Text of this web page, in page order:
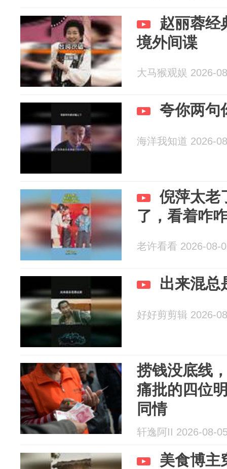
赵丽蓉经
境外间谍
大马猴观娱 2026-
夸你两句
海洋我知道 2026-
倪萍太老
了，看着咋
老许看看 2026-08-
出来混总
好好剪剪辑 2026-
捞钱没底线
痛批的四位
同情
轩逸阿II 2026-08-
美食博主